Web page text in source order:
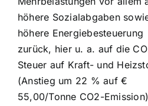
höhere Sozialabgaben
höhere Energiebesteuerung
zurück, hier u. a. auf die
Steuer auf Kraft- und
(Anstieg um 22 % auf €
55,00/Tonne CO2-